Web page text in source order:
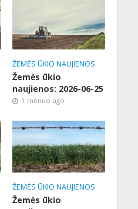
ŽEMĖS ŪKIO NAUJIENOS
Žemės ūkio
naujienos: 2026-06-25
1 mėnuo ago
ŽEMĖS ŪKIO NAUJIENOS
Žemės ūkio